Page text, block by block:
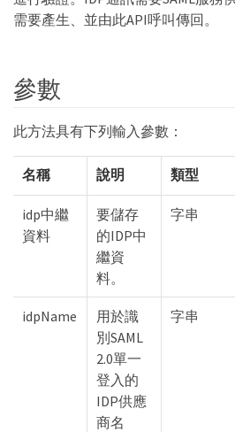
需要產生、並由此API呼叫傳回。
參數
此方法具有下列輸入參數：
名稱 說明 類型
idp中繼
資料
要儲存
的IDP中
繼資
料。
字串
idpName
用於識
別SAML
2.0單一
登入的
IDP供應
商名
字串